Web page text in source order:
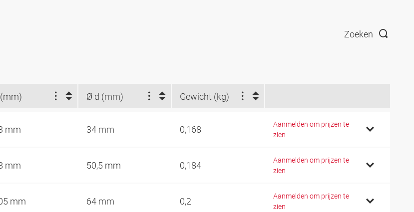
Zoeken
Ø d (mm) Gewicht (kg)
mm 34 mm 0,168
Aanmelden om prijzen te
zien
mm 50,5 mm 0,184
Aanmelden om prijzen te
zien
mm 64 mm 0,2
Aanmelden om prijzen te
zien